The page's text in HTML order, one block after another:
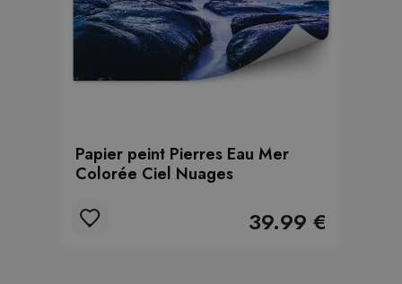
Papier peint Pierres Eau Mer
Colorée Ciel Nuages
39.99 €